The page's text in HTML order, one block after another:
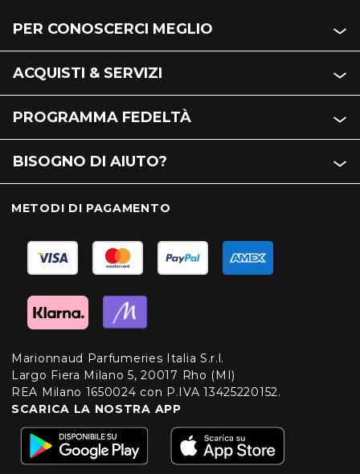
PER CONOSCERCI MEGLIO
ACQUISTI & SERVIZI
PROGRAMMA FEDELTÀ
BISOGNO DI AIUTO?
METODI DI PAGAMENTO
Marionnaud Parfumeries Italia S.r.l.
Largo Fiera Milano 5, 20017 Rho (MI)
REA Milano 1650024 con P.IVA 13425220152.
SCARICA LA NOSTRA APP